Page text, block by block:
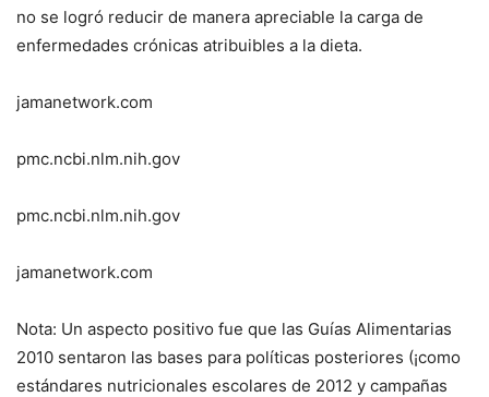
no se logró reducir de manera apreciable la carga de
enfermedades crónicas atribuibles a la dieta.
jamanetwork.com
pmc.ncbi.nlm.nih.gov
pmc.ncbi.nlm.nih.gov
jamanetwork.com
Nota: Un aspecto positivo fue que las Guías Alimentarias
2010 sentaron las bases para políticas posteriores (¡como
estándares nutricionales escolares de 2012 y campañas